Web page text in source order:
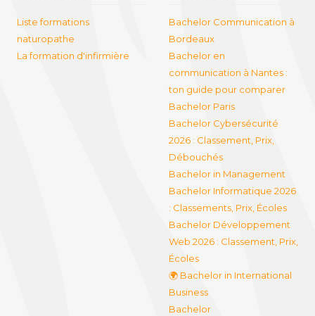
Liste formations
naturopathe
La formation d'infirmière
Bachelor Communication à
Bordeaux
Bachelor en
communication à Nantes :
ton guide pour comparer
Bachelor Paris
Bachelor Cybersécurité
2026 : Classement, Prix,
Débouchés
Bachelor in Management
Bachelor Informatique 2026
: Classements, Prix, Écoles
Bachelor Développement
Web 2026 : Classement, Prix,
Écoles
🌍 Bachelor in International
Business
Bachelor